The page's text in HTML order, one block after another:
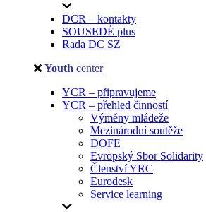
DCR – kontakty
SOUSEDÉ plus
Rada DC SZ
Youth center
YCR – připravujeme
YCR – přehled činností
Výměny mládeže
Mezinárodní soutěže
DOFE
Evropský Sbor Solidarity
Členství YRC
Eurodesk
Service learning